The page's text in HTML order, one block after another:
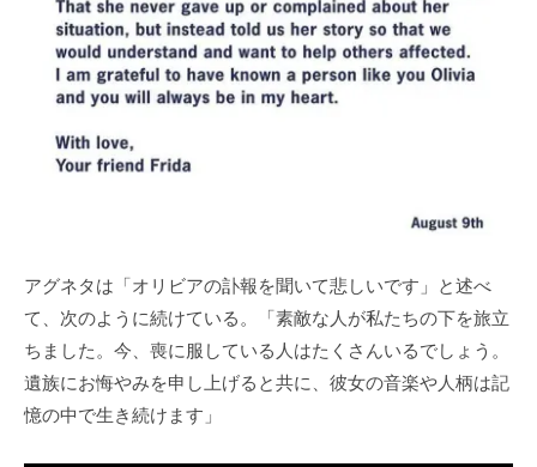
アグネタは「オリビアの訃報を聞いて悲しいです」と述べ
て、次のように続けている。「素敵な人が私たちの下を旅立
ちました。今、喪に服している人はたくさんいるでしょう。
遺族にお悔やみを申し上げると共に、彼女の音楽や人柄は記
憶の中で生き続けます」